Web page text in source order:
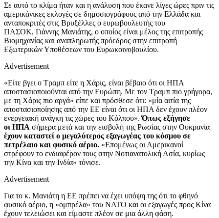
Σε αυτό το κλίμα ήταν και η ανάλυση που έκανε λίγες ώρες πριν τις
αμερικάνικες εκλογές σε δημοσιογράφους από την Ελλάδα και
ανταποκριτές στις Βρυξέλλες ο ευρωβουλευτής του
ΠΑΣΟΚ, Γιάννης Μανιάτης, ο οποίος είναι μέλος της επιτροπής
Βιομηχανίας και αναπληρωτής πρόεδρος στην επιτροπή
Εξωτερικών Υποθέσεων του Ευρωκοινοβουλίου.
Advertisement
«Είτε βγει ο Τραμπ είτε η Χάρις, είναι βέβαιο ότι οι ΗΠΑ
αποστασιοποιούνται από την Ευρώπη. Με τον Τραμπ πιο γρήγορα,
με τη Χάρις πιο αργά» είπε και πρόσθεσε ότι: «μία αιτία της
αποστασιοποίησης από την ΕΕ είναι ότι οι ΗΠΑ δεν έχουν πλέον
ενεργειακή ανάγκη τις χώρες του Κόλπου».Όπως εξήγησε
οι ΗΠΑ σήμερα μετά και την εισβολή της Ρωσίας στην Ουκρανία
έχουν καταστεί ο μεγαλύτερος εξαγωγέας του κόσμου σε
πετρέλαιο και φυσικό αέριο. «Επομένως οι Αμερικανοί
στρέφουν το ενδιαφέρον τους στην Νοτιανατολική Ασία, κυρίως
την Κίνα και την Ινδία» τόνισε.
Advertisement
Για το κ. Μανιάτη η ΕΕ πρέπει να έχει υπόψη της ότι το φθηνό
φυσικό αέριο, η «ομπρέλα» του ΝΑΤΟ και οι εξαγωγές προς Κίνα
έχουν τελειώσει και είμαστε πλέον σε μια άλλη φάση.